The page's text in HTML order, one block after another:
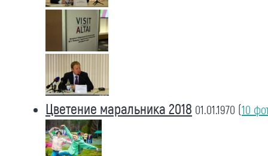
Цветение маральника 2018 01.01.1970 (10